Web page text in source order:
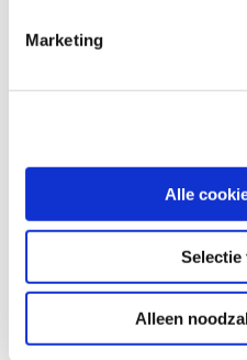
Marketing
Alle
Selectie
Alleen
migratieachtergrond,
Gepost op juni 29, 2022 te
Geschreven door
burgemeesters van vijftien
aandacht voor het
gebieden van Nederland.
opstapeling van